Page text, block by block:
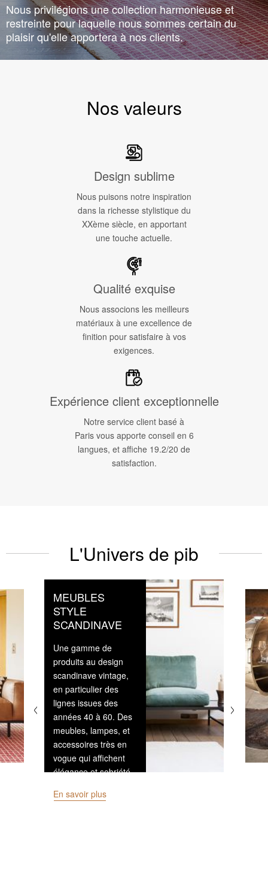
Nous privilégions une collection harmonieuse et
restreinte pour laquelle nous sommes certain du
plaisir qu'elle apportera à nos clients.
Nos valeurs
Design sublime
Nous puisons notre inspiration
dans la richesse stylistique du
XXème siècle, en apportant
une touche actuelle.
Qualité exquise
Nous associons les meilleurs
matériaux à une excellence de
finition pour satisfaire à vos
exigences.
Expérience client exceptionnelle
Notre service client basé à
Paris vous apporte conseil en 6
langues, et affiche 19.2/20 de
satisfaction.
L'Univers de pib
MEUBLES
STYLE
SCANDINAVE
Une gamme de
produits au design
scandinave vintage,
en particulier des
lignes issues des
années 40 à 60. Des
meubles, lampes, et
accessoires très en
vogue qui affichent
élégance et sobriété.
En savoir plus